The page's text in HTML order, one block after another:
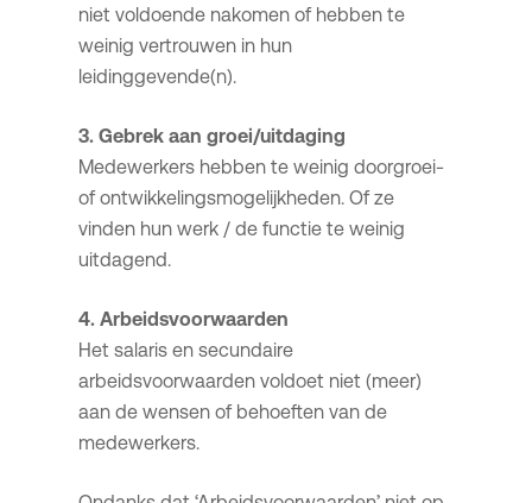
niet voldoende nakomen of hebben te
weinig vertrouwen in hun
leidinggevende(n).
3. Gebrek aan groei/uitdaging
Medewerkers hebben te weinig doorgroei-
of ontwikkelingsmogelijkheden. Of ze
vinden hun werk / de functie te weinig
uitdagend.
4. Arbeidsvoorwaarden
Het salaris en secundaire
arbeidsvoorwaarden voldoet niet (meer)
aan de wensen of behoeften van de
medewerkers.